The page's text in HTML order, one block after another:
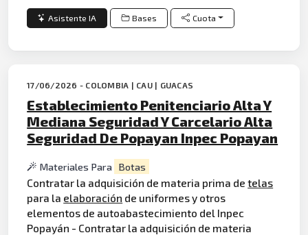
Asistente IA Bases Cuota
17/06/2026 - COLOMBIA | CAU | GUACAS
Establecimiento Penitenciario Alta Y
Mediana Seguridad Y Carcelario Alta
Seguridad De Popayan Inpec Popayan
Materiales Para Botas
Contratar la adquisición de materia prima detelas
para la elaboración de uniformes y otros
elementos de autoabastecimiento del Inpec
Popayán - Contratar la adquisición de materia